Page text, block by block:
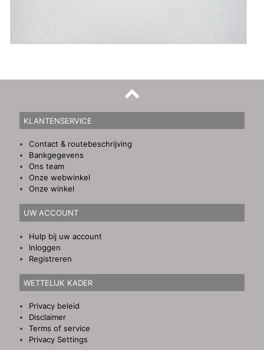
KLANTENSERVICE
Contact & routebeschrijving
Bankgegevens
Ons team
Onze webwinkel
Onze winkel
UW ACCOUNT
Hulp bij uw account
Inloggen
Registreren
WETTELIJK KADER
Privacy beleid
Disclaimer
Terms of service
Privacy Settings